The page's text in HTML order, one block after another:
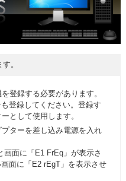
。
登録する必要があります。
登録してください。登録す
として使用します。
ターを差し込み電源を入れ
画面に「E1 FrEq」が表示さ
面に「E2 rEgT」を表示させ